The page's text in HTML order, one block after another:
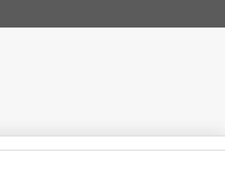
Måttband 46-delar mängd